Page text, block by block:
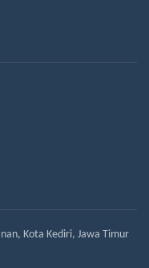
Kota Kediri, Jawa Timur